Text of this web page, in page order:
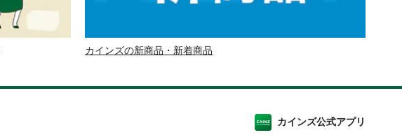
カインズの新商品・新着商品
カインズ公式アプリ